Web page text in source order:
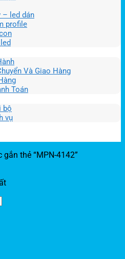
– led dán
profile
Và Giao Hàng
Toán
bộ
vụ
thẻ “MPN-4142”